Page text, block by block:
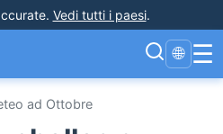
. Vedi tutti i paesi.
🌐 ☰
ad Ottobre